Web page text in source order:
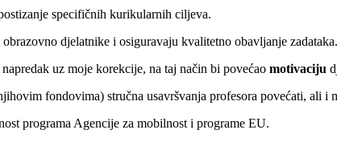
specifičnih kurikularnih ciljeva.
djelatnike i osiguravaju kvalitetno obavljanje zadataka.
uz moje korekcije, na taj način bi povećao motivaciju
fondovima) stručna usavršvanja profesora povećati, ali
programa Agencije za mobilnost i programe EU.